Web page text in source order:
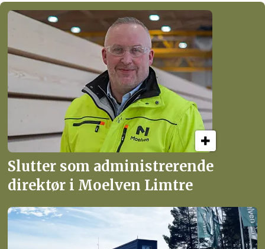
Slutter som administrerende
direktør i Moelven Limtre